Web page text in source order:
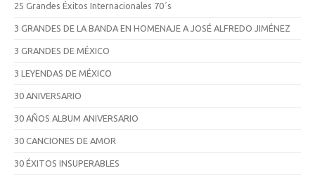
25 Grandes Éxitos Internacionales 70´s
3 GRANDES DE LA BANDA EN HOMENAJE A JOSÉ ALFREDO JIMÉNEZ
3 GRANDES DE MÉXICO
3 LEYENDAS DE MÉXICO
30 ANIVERSARIO
30 AÑOS ALBUM ANIVERSARIO
30 CANCIONES DE AMOR
30 ÉXITOS INSUPERABLES